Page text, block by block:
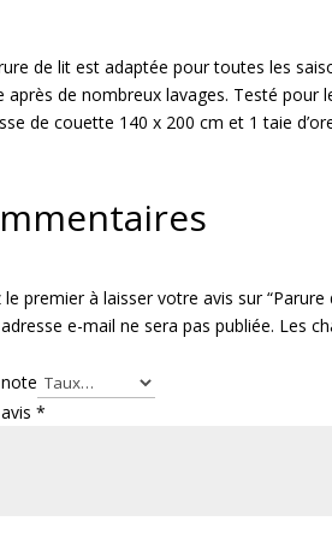
de lit est adaptée pour toutes les
après de nombreux lavages. Testé pour
de couette 140 x 200 cm et 1 taie
le premier à laisser votre avis sur “Parure
e-mail ne sera pas publiée. Les
*